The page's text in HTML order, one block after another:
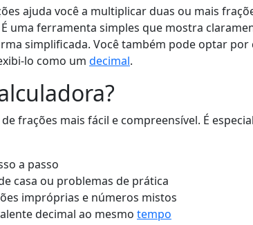
ajuda você a multiplicar duas ou mais
É uma ferramenta simples que mostra
simplificada. Você também pode optar
lo como um decimal.
frações mais fácil e compreensível. É
a passo
casa ou problemas de prática
impróprias e números mistos
decimal ao mesmo tempo